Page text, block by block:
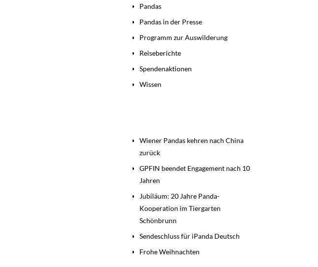
Pandas
Pandas in der Presse
Programm zur Auswilderung
Reiseberichte
Spendenaktionen
Wissen
Wiener Pandas kehren nach China
zurück
GPFIN beendet Engagement nach 10
Jahren
Jubiläum: 20 Jahre Panda-
Kooperation im Tiergarten
Schönbrunn
Sendeschluss für iPanda Deutsch
Frohe Weihnachten